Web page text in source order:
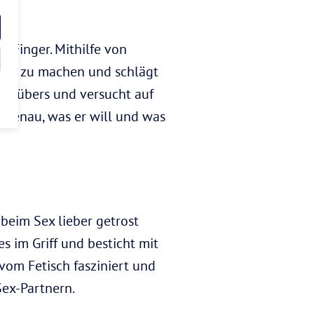
Finger. Mithilfe von
zu machen und schlägt
und versucht auf
was er will und was
Sex lieber getrost
im Griff und besticht mit
Fetisch fasziniert und
Partnern.